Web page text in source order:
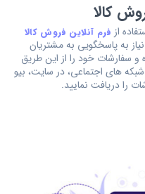
کالا
از فرم آنلاین فروش کالا
به پاسخگویی به مشتریان
و سفارشات خود را از این طریق
شبکه های اجتماعی، در سایت، بیو
را دریافت نمایید.